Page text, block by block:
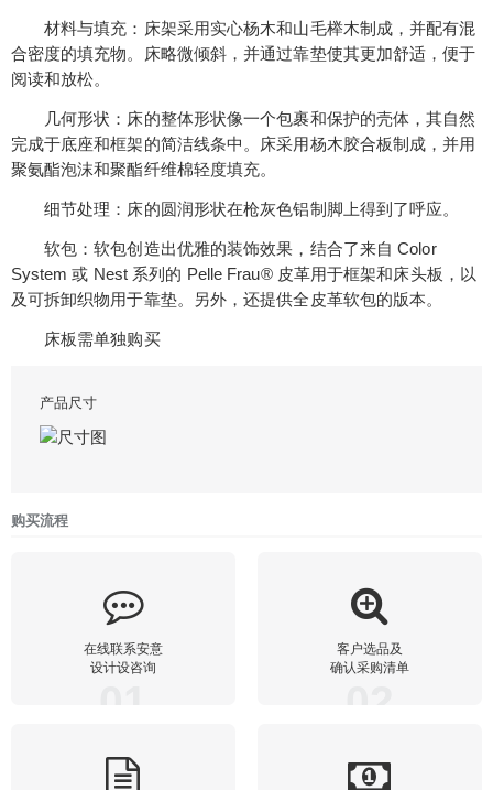
材料与填充：床架采用实心杨木和山毛榉木制成，并配有混
合密度的填充物。床略微倾斜，并通过靠垫使其更加舒适，便于
阅读和放松。
几何形状：床的整体形状像一个包裹和保护的壳体，其自然
完成于底座和框架的简洁线条中。床采用杨木胶合板制成，并用
聚氨酯泡沫和聚酯纤维棉轻度填充。
细节处理：床的圆润形状在枪灰色铝制脚上得到了呼应。
软包：软包创造出优雅的装饰效果，结合了来自 Color
System 或 Nest 系列的 Pelle Frau® 皮革用于框架和床头板，以
及可拆卸织物用于靠垫。另外，还提供全皮革软包的版本。
床板需单独购买
产品尺寸
购买流程
在线联系安意
设计设咨询
客户选品及
确认采购清单